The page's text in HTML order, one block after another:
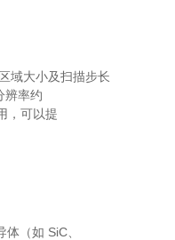
域大小及扫描步长
辨率约
，可以提
（如 SiC、